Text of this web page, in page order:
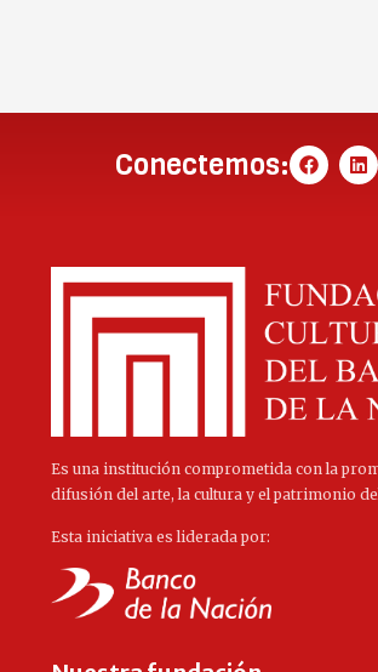
Conectemos:
Es una institución comprometida con la
difusión del arte, la cultura y el patrimonio
Esta iniciativa es liderada por: